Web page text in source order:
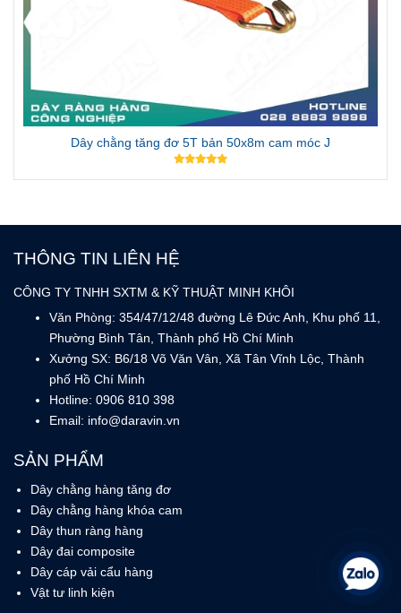
Dây chằng tăng đơ 5T bản 50x8m cam móc J
THÔNG TIN LIÊN HỆ
CÔNG TY TNHH SXTM & KỸ THUẬT MINH KHÔI
Văn Phòng: 354/47/12/48 đường Lê Đức Anh, Khu phố 11,
Phường Bình Tân, Thành phố Hồ Chí Minh
Xưởng SX: B6/18 Võ Văn Vân, Xã Tân Vĩnh Lộc, Thành
phố Hồ Chí Minh
Hotline: 0906 810 398
Email: info@daravin.vn
SẢN PHẨM
Dây chằng hàng tăng đơ
Dây chằng hàng khóa cam
Dây thun ràng hàng
Dây đai composite
Dây cáp vải cẩu hàng
Vật tư linh kiện